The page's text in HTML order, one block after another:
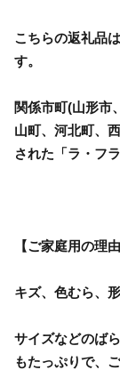
こちらの返礼品
す。
関係市町(山形市
山町、河北町、
された「ラ・フ
【ご家庭用の理由
キズ、色むら、
サイズなどのば
もたっぷりで、